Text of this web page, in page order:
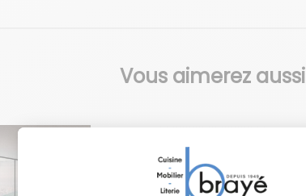
Vous aimerez aussi